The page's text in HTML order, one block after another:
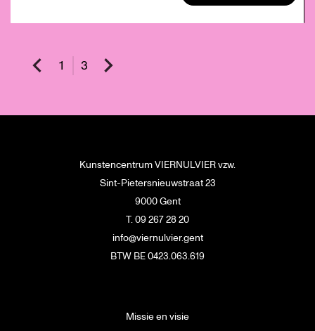
1 3
Kunstencentrum VIERNULVIER vzw.
Sint-Pietersnieuwstraat 23
9000 Gent
T. 09 267 28 20
info@viernulvier.gent
BTW BE 0423.063.619
Missie en visie